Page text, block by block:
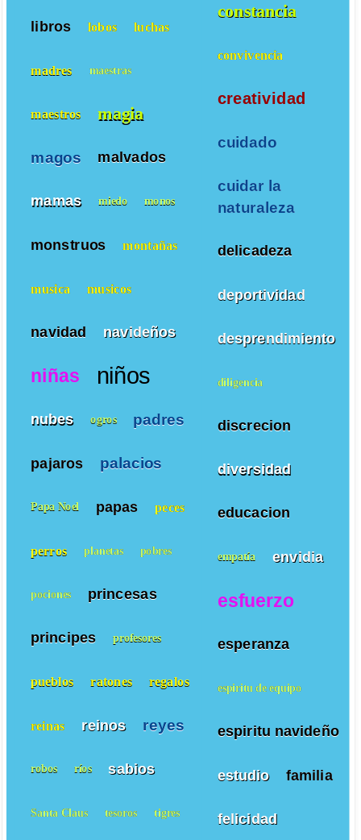
constancia
convivencia
creatividad
cuidado
cuidar la
naturaleza
delicadeza
deportividad
desprendimiento
diligencia
discrecion
diversidad
educacion
empatía envidia
esfuerzo
esperanza
espiritu de equipo
espiritu navideño
estudio familia
felicidad
libros lobos luchas
madres maestras
maestros magia
magos malvados
mamas miedo monos
monstruos montañas
musica musicos
navidad navideños
niñas niños
nubes ogros padres
pajaros palacios
Papa Noel papas peces
perros planetas pobres
pociones princesas
principes profesores
pueblos ratones regalos
reinas reinos reyes
robos ríos sabios
Santa Claus tesoros tigres